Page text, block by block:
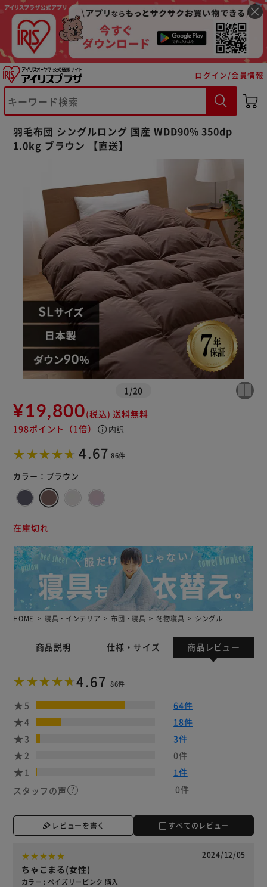
ログイン/会員情報
羽毛布団 シングルロング 国産 WDD90% 350dp
1.0kg ブラウン 【直送】
1 /20
¥19,800(税込) 送料無料
198ポイント （1倍） info 内訳
4.67 86件
カラー： ブラウン
在庫切れ
HOME 寝具・インテリア 布団・寝具 冬物寝具 シングル
商品説明 仕様・サイズ 商品レビュー
4.67 86件
5
64件
4
18件
3
3件
2
0件
1
1件
スタッフの声
0件
レビューを書く すべてのレビュー
2024/12/05
ちゃこまる(女性)
カラー : ペイズリーピンク 購入
※ご確認ください
カートに入れる 購入手続きへ